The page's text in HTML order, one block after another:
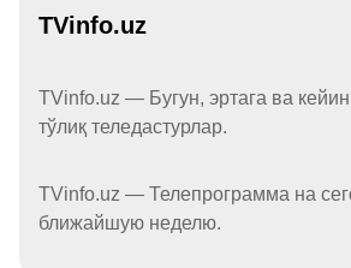
TVinfo.uz
TVinfo.uz — Бугун, эртага ва
тўлиқ теледастурлар.
TVinfo.uz — Телепрограмма на
ближайшую неделю.